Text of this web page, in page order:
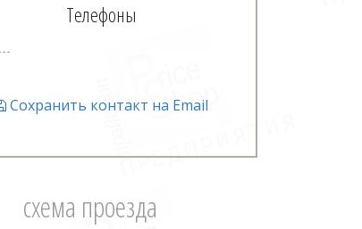
Телефоны
Сохранить контакт на Email
схема проезда